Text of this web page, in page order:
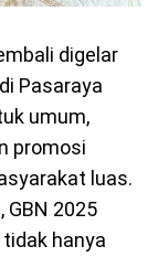
digelar
Pasaraya
umum,
promosi
luas.
GBN 2025
hanya